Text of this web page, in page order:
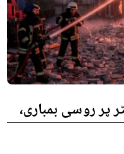
پر روسی بمباری،